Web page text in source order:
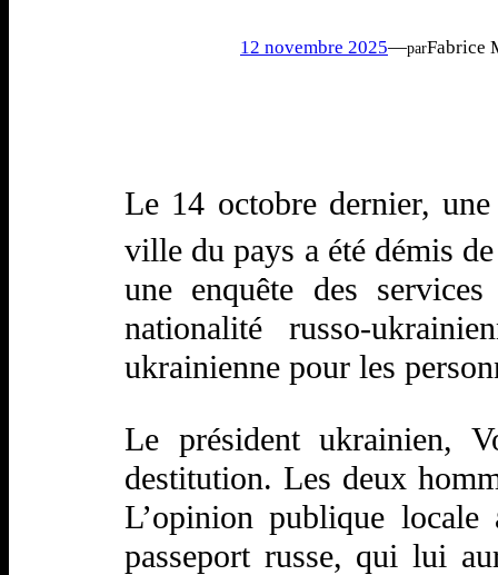
12 novembre 2025—parFabrice
Le 14 octobre dernier,
ville du pays a été démis
une enquête des
nationalité russo-
ukrainienne pour les
Le président ukrainien,
destitution. Les deux
L’opinion publique
passeport russe, qui lui